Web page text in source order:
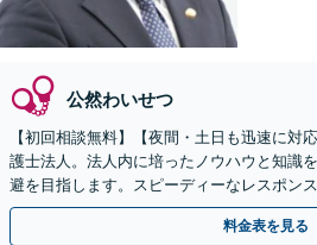
公然わいせつ
【初回相談無料】【夜間・土日も迅速に対
護士法人。法人内に培ったノウハウと知識
避を目指します。スピーディーなレスポン
最善の解決を目指します【電話相談可】
料金表を見る